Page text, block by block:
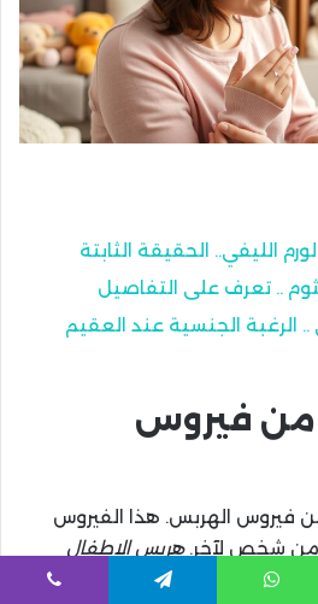
الليفي.. الحقيقة الثابتة
.. تعرف على التفاصيل
الجنسية عند العقيم
من فيروس
فيروس الهربس. هذا الفيروس
من شخص لآخر.هربس الاطفال
خلال ملامسة الأشخاص